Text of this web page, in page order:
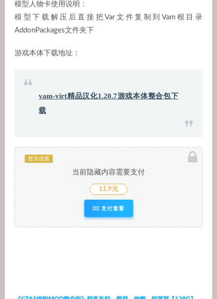
模型人物卡使用说明：
模型下载解压后直接把Var文件复制到Vam根目录
AddonPackages文件夹下
游戏本体下载地址：
vam-virt精品汉化1.20.7游戏本体整合包下
载
暂无优惠
当前隐藏内容需要支付
11.9元
支付查看